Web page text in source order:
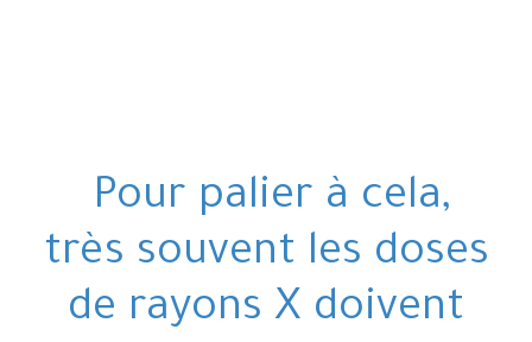
Pour palier à cela,
très souvent les doses
de rayons X doivent